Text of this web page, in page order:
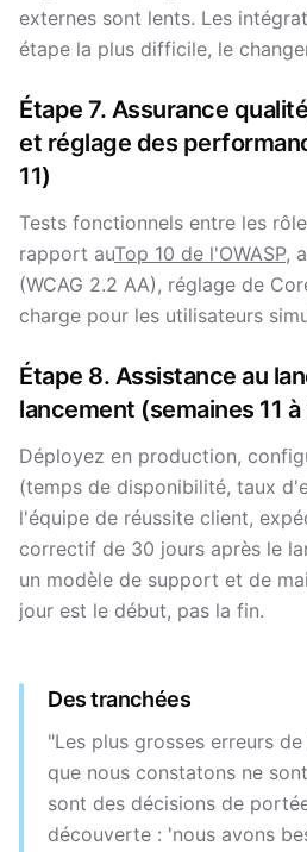
externes sont lents. Les
étape la plus difficile, le
Étape 7. Assurance
et réglage des
11)
Tests fonctionnels entre les
rapport auTop 10 de l'OWASP,
(WCAG 2.2 AA), réglage de
charge pour les utilisateurs
Étape 8. Assistance au
lancement (semaines 11 à
Déployez en production,
(temps de disponibilité, taux
l'équipe de réussite client,
correctif de 30 jours après le
un modèle de support et de
jour est le début, pas la fin.
Des tranchées
"Les plus grosses erreurs
que nous constatons ne
sont des décisions de
découverte : 'nous avons